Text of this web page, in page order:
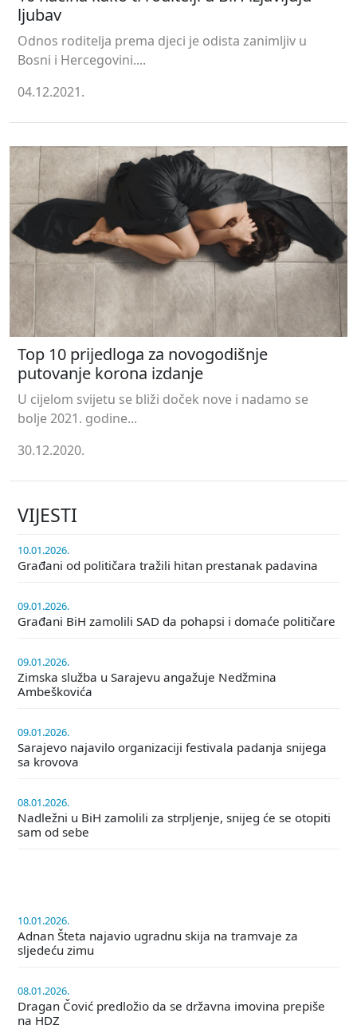
ljubav
Odnos roditelja prema djeci je odista zanimljiv u
Bosni i Hercegovini....
04.12.2021.
Top 10 prijedloga za novogodišnje
putovanje korona izdanje
U cijelom svijetu se bliži doček nove i nadamo se
bolje 2021. godine...
30.12.2020.
VIJESTI
10.01.2026.
Građani od političara tražili hitan prestanak padavina
09.01.2026.
Građani BiH zamolili SAD da pohapsi i domaće političare
09.01.2026.
Zimska služba u Sarajevu angažuje Nedžmina
Ambeškovića
09.01.2026.
Sarajevo najavilo organizaciji festivala padanja snijega
sa krovova
08.01.2026.
Nadležni u BiH zamolili za strpljenje, snijeg će se otopiti
sam od sebe
10.01.2026.
Adnan Šteta najavio ugradnu skija na tramvaje za
sljedeću zimu
08.01.2026.
Dragan Čović predložio da se državna imovina prepiše
na HDZ